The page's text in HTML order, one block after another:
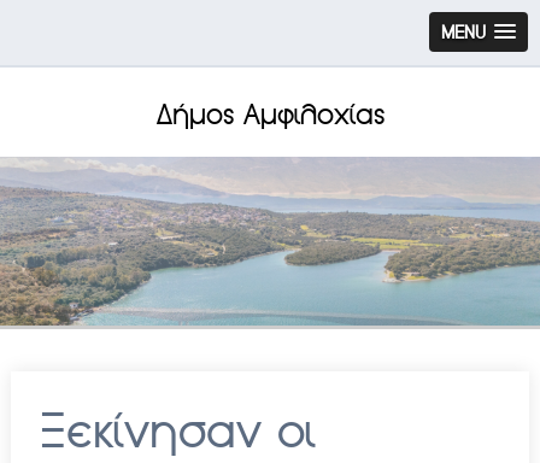
MENU
Δήμος Αμφιλοχίας
Ξεκίνησαν οι